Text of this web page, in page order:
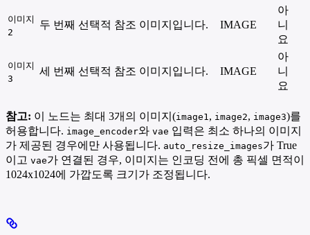
이미지
2
두 번째 선택적 참조 이미지입니다. IMAGE
아
니
요
이미지
3
세 번째 선택적 참조 이미지입니다. IMAGE
아
니
요
참고: 이 노드는 최대 3개의 이미지(image1, image2, image3)를
허용합니다. image_encoder와 vae 입력은 최소 하나의 이미지
가 제공된 경우에만 사용됩니다. auto_resize_images가 True
이고 vae가 연결된 경우, 이미지는 인코딩 전에 총 픽셀 면적이
1024x1024에 가깝도록 크기가 조정됩니다.